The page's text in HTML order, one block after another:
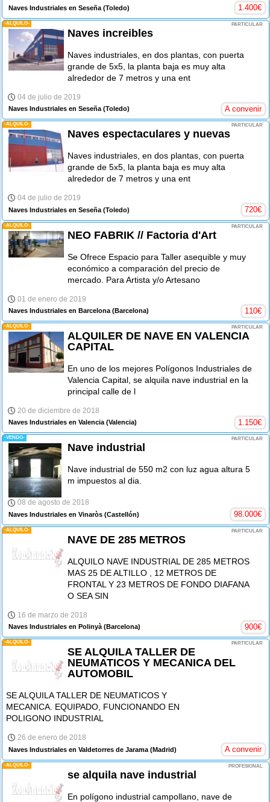
Naves Industriales en Seseña (Toledo) 1.400€
-ALQUILO- PARTICULAR
Naves increibles
Naves industriales, en dos plantas, con puerta
grande de 5x5, la planta baja es muy alta
alrededor de 7 metros y una ent
04 de julio de 2019
Naves Industriales en Seseña (Toledo) A convenir
-ALQUILO- PARTICULAR
Naves espectaculares y nuevas
Naves industriales, en dos plantas, con puerta
grande de 5x5, la planta baja es muy alta
alrededor de 7 metros y una ent
04 de julio de 2019
Naves Industriales en Seseña (Toledo) 720€
-ALQUILO- PARTICULAR
NEO FABRIK // Factoria d'Art
Se Ofrece Espacio para Taller asequible y muy
económico a comparación del precio de
mercado. Para Artista y/o Artesano
01 de enero de 2019
Naves Industriales en Barcelona (Barcelona) 110€
-ALQUILO- PARTICULAR
ALQUILER DE NAVE EN VALENCIA
CAPITAL
En uno de los mejores Polígonos Industriales de
Valencia Capital, se alquila nave industrial en la
principal calle de l
20 de diciembre de 2018
Naves Industriales en Valencia(Valencia) 1.150€
-VENDO- PARTICULAR
Nave industrial
Nave industrial de 550 m2 con luz agua altura 5
m impuestos al dia.
08 de agosto de 2018
Naves Industriales en Vinaròs (Castellón) 98.000€
-ALQUILO- PARTICULAR
NAVE DE 285 METROS
ALQUILO NAVE INDUSTRIAL DE 285 METROS
MAS 25 DE ALTILLO , 12 METROS DE
FRONTAL Y 23 METROS DE FONDO DIAFANA
O SEA SIN
16 de marzo de 2018
Naves Industriales en Polinyà (Barcelona) 900€
-ALQUILO- PARTICULAR
SE ALQUILA TALLER DE
NEUMATICOS Y MECANICA DEL
AUTOMOBIL
SE ALQUILA TALLER DE NEUMATICOS Y
MECANICA. EQUIPADO, FUNCIONANDO EN
POLIGONO INDUSTRIAL
26 de enero de 2018
Naves Industriales en Valdetorres de Jarama (Madrid) A convenir
-ALQUILO- PROFESIONAL
se alquila nave industrial
En polígono industrial campollano, nave de